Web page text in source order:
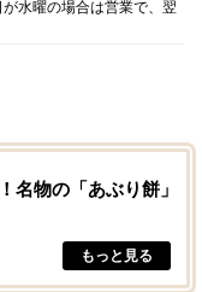
水曜の場合は営業で、翌
名物の「あぶり餅」